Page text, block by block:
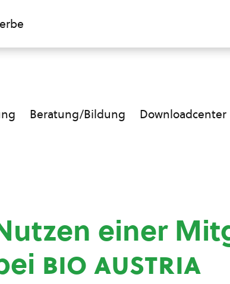
Beratung/Bildung Downloadcenter
einer
bio austria